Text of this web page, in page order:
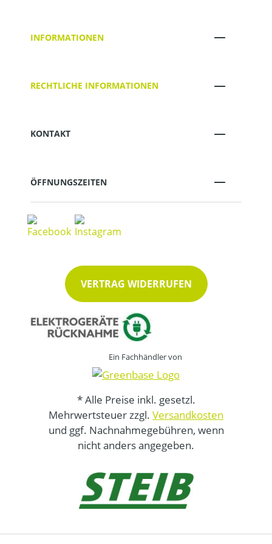
INFORMATIONEN
RECHTLICHE INFORMATIONEN
KONTAKT
ÖFFNUNGSZEITEN
VERTRAG WIDERRUFEN
Ein Fachhändler von
* Alle Preise inkl. gesetzl.
Mehrwertsteuer zzgl. Versandkosten
und ggf. Nachnahmegebühren, wenn
nicht anders angegeben.